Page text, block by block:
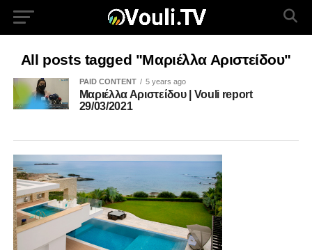
All posts tagged "Μαριέλλα Αριστείδου"
PAID CONTENT 5 years ago
Μαριέλλα Αριστείδου | Vouli report
29/03/2021